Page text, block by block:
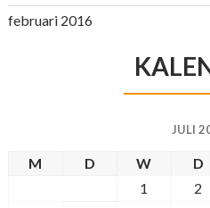
februari 2016
JULI
M D W D
1
2